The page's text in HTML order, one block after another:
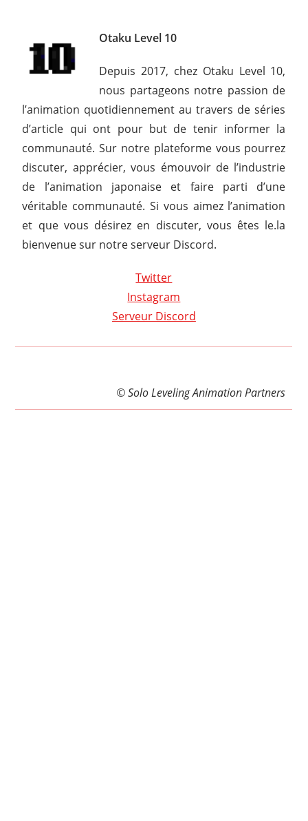
Otaku Level 10
Depuis 2017, chez Otaku Level 10,
nous partageons notre passion de
l’animation quotidiennement au travers de séries
d’article qui ont pour but de tenir informer la
communauté. Sur notre plateforme vous pourrez
discuter, apprécier, vous émouvoir de l’industrie
de l’animation japonaise et faire parti d’une
véritable communauté. Si vous aimez l’animation
et que vous désirez en discuter, vous êtes le.la
bienvenue sur notre serveur Discord.
Twitter
Instagram
Serveur Discord
© Solo Leveling Animation Partners